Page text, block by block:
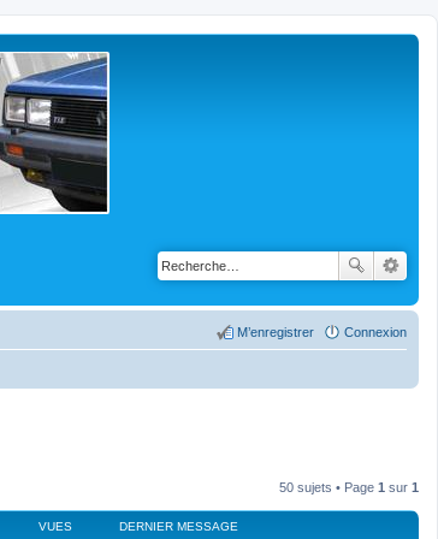
Connexion
M’enregistrer
50 sujets • Page 1 sur 1
VUES DERNIER MESSAGE